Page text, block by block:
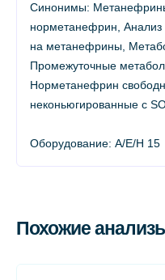
Синонимы:
норметанефрин,
на метанефрины,
Промежуточные
Норметанефрин
неконьюгированные с
Оборудование: A/E/H 15
Похожие